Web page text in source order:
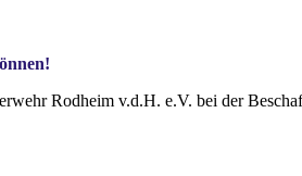
Rodheim v.d.H. e.V. bei der